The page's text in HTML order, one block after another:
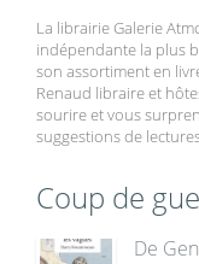
La librairie Galerie
indépendante la plus
son assortiment en
Renaud libraire et
sourire et vous
suggestions de
Coup de
De